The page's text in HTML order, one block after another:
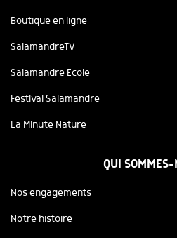
Boutique en ligne
SalamandreTV
Salamandre Ecole
Festival Salamandre
La Minute Nature
QUI SOMMES-
Nos engagements
Notre histoire